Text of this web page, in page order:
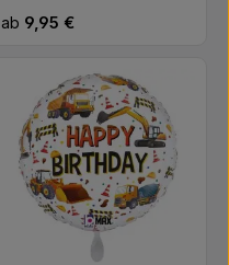
Regulärer Preis:
ab 9,95 €